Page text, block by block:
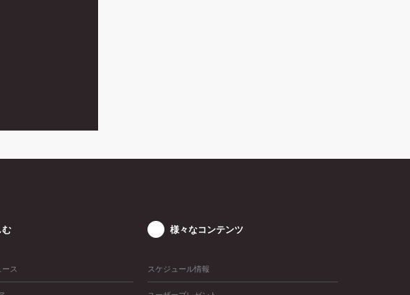
む
ース
様々なコンテンツ
スケジュール情報